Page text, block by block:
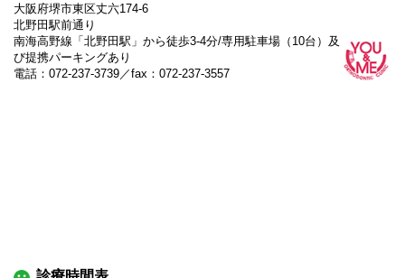
大阪府堺市東区丈六174-6
北野田駅前通り
南海高野線「北野田駅」から徒歩3-4分/専用駐車場（10台）及
び提携パーキングあり
電話：072-237-3739／fax：072-237-3557